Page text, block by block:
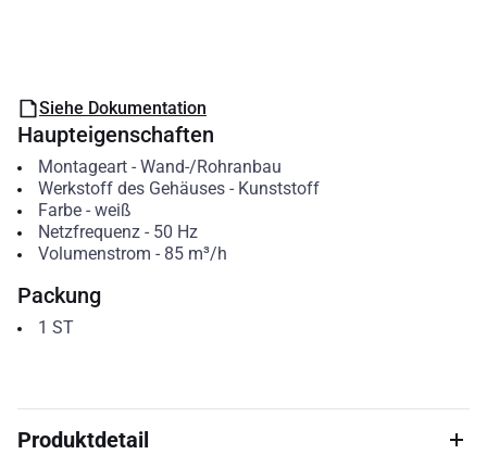
Siehe Dokumentation
Haupteigenschaften
Montageart- Wand-/Rohranbau
Werkstoff des Gehäuses- Kunststoff
Farbe- weiß
Netzfrequenz- 50 Hz
Volumenstrom - 85 m³/h
Packung
1 ST
Produktdetail